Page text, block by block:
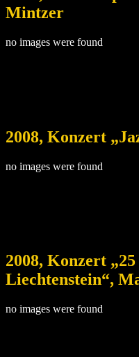
Mintzer
no images were found
2008, Konzert
no images were found
2008, Konzert
Liechtenstein“,
no images were found